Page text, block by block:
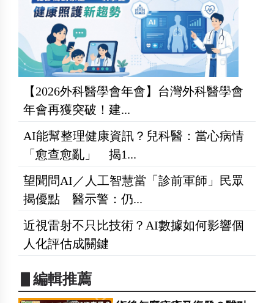
【2026外科醫學會年會】台灣外科醫學會
年會再獲突破！建...
AI能幫整理健康資訊？兒科醫：當心病情
「愈查愈亂」 揭1...
望聞問AI／人工智慧當「診前軍師」民眾
揭優點 醫示警：仍...
近視雷射不只比技術？AI數據如何影響個
人化評估成關鍵
▋編輯推薦